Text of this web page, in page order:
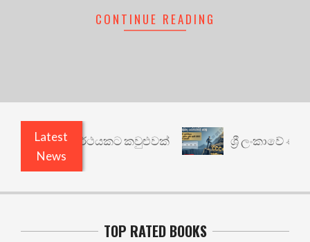
CONTINUE READING
Latest
News
වෙනත් යථාර්ථයකට කවුළුවක් ශ්‍රී ලංකාවේ
TOP RATED BOOKS